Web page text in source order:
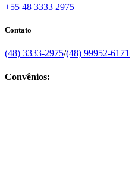
+55 48 3333 2975
Contato
(48) 3333-2975/(48) 99952-6171
Convênios: